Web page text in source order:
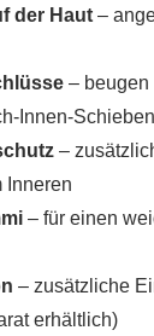
der Haut –
– beugen
Innen-
–
Inneren
– für einen
– zusätzliche
erhältlich)